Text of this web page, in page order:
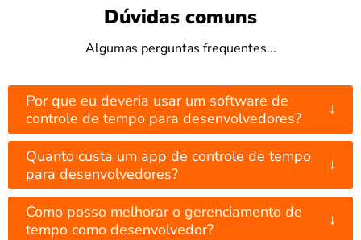
Dúvidas comuns
Algumas perguntas frequentes...
Por que eu deveria usar um software de
controle de tempo para desenvolvedores?
↓
Quanto custa um app de controle de tempo
para desenvolvedores?
↓
Como posso melhorar o gerenciamento de
tempo como desenvolvedor?
↓